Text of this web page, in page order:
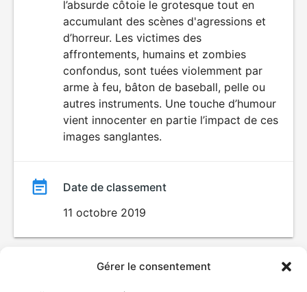
Gérer le consentement
HORREUR
l’absurde côtoie le grotesque tout en
accumulant des scènes d'agressions et
d’horreur. Les victimes des
affrontements, humains et zombies
confondus, sont tuées violemment par
arme à feu, bâton de baseball, pelle ou
autres instruments. Une touche d’humour
vient innocenter en partie l’impact de ces
images sanglantes.
Date de classement
11 octobre 2019